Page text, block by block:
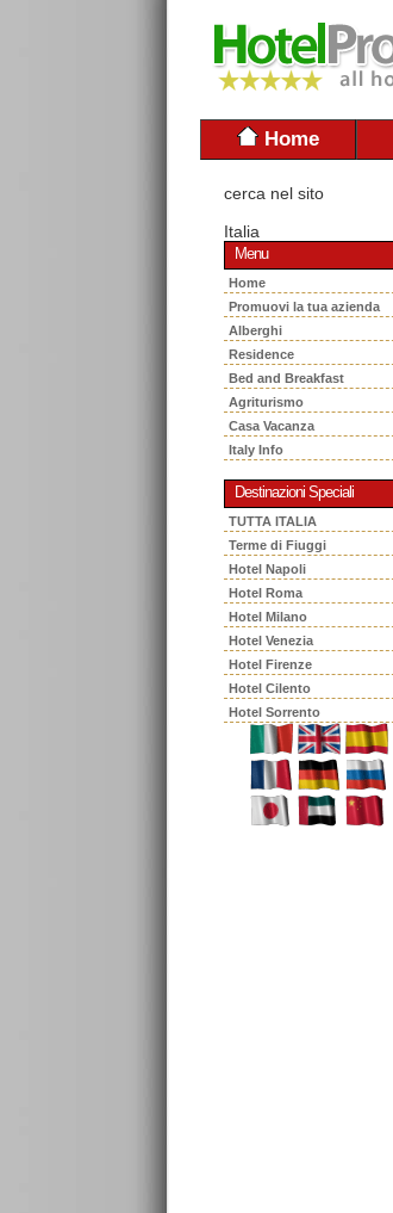
Home
cerca nel sito
Italia
Menu
Home
Promuovi la tua azienda
Alberghi
Residence
Bed and Breakfast
Agriturismo
Casa Vacanza
Italy Info
Destinazioni Speciali
TUTTA ITALIA
Terme di Fiuggi
Hotel Napoli
Hotel Roma
Hotel Milano
Hotel Venezia
Hotel Firenze
Hotel Cilento
Hotel Sorrento